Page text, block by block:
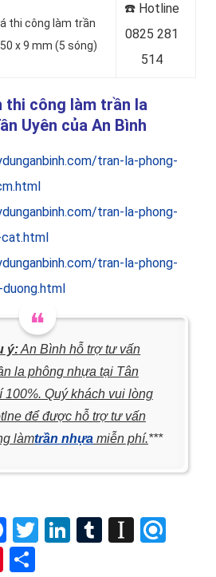
thi công làm trần
x 9 mm (5 sóng)
☎️ Hotline
0825 281
514
thi công làm trần la
Uyên của An Bình
tran-la-phong-
tran-la-phong-
tran-la-phong-
ý:An Bình hỗ trợ tư vấn
la phông nhựa tại Tân
100%. Quý khách vui lòng
để được hỗ trợ tư vấn
làmtrần nhựa miễn phí.***
Facebook
TwitterLinkedIn
Tumblr
Pinterest